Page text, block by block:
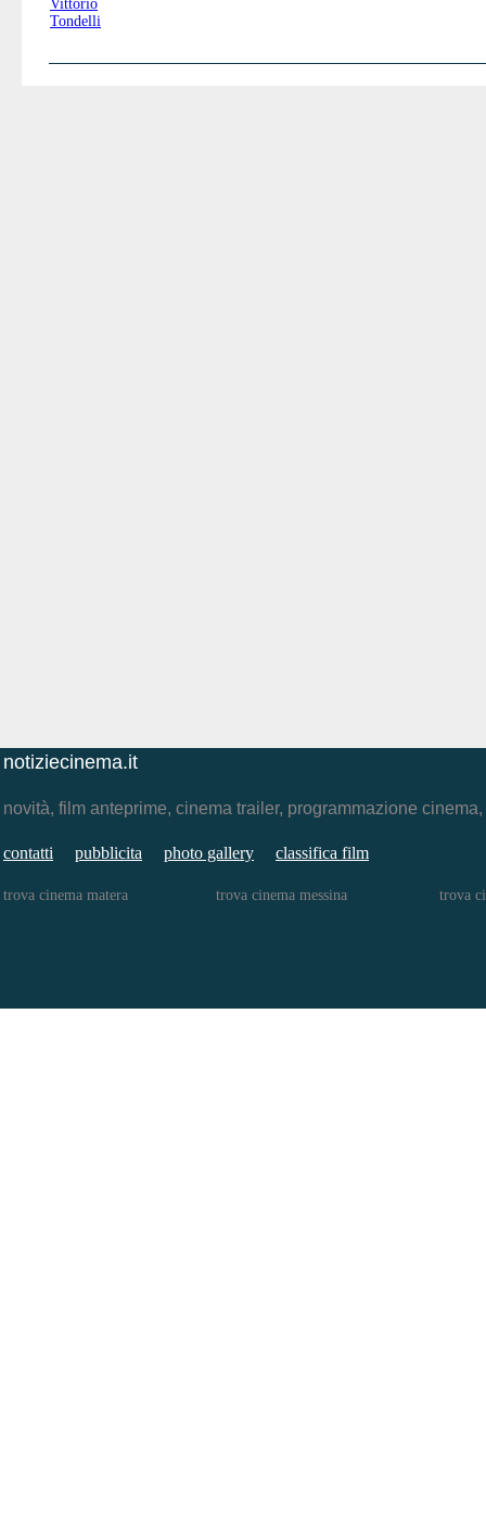
notiziecinema.it
novità, film anteprime, cinema trailer, programmazione
contatti pubblicita photo gallery classifica film
trova cinema matera trova cinema messina trova